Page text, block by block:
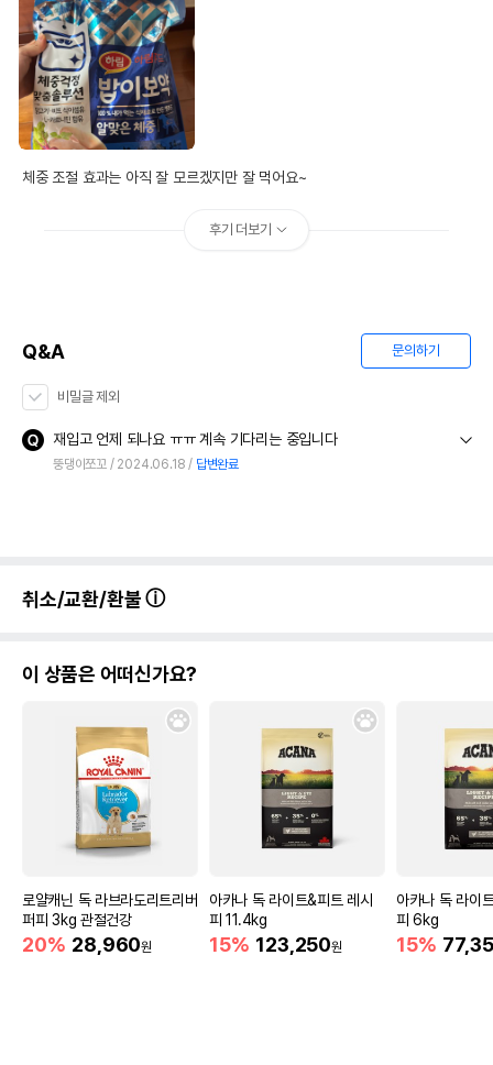
체중 조절 효과는 아직 잘 모르겠지만 잘 먹어요~
후기 더보기
Q&A 문의하기
비밀글 제외
재입고 언제 되나요 ㅠㅠ 계속 기다리는 중입니다
뚱댕이쪼꼬 2024.06.18 답변완료
취소/교환/환불
이 상품은 어떠신가요?
로얄캐닌 독 라브라도리트리버
퍼피 3kg 관절건강
20% 28,960원
아카나 독 라이트&피트 레시
피 11.4kg
15% 123,250원
아카나 독 라이
피 6kg
15%